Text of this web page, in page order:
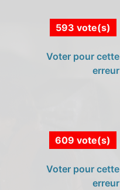
593 vote(s)
Voter pour cette
erreur
609 vote(s)
Voter pour cette
erreur